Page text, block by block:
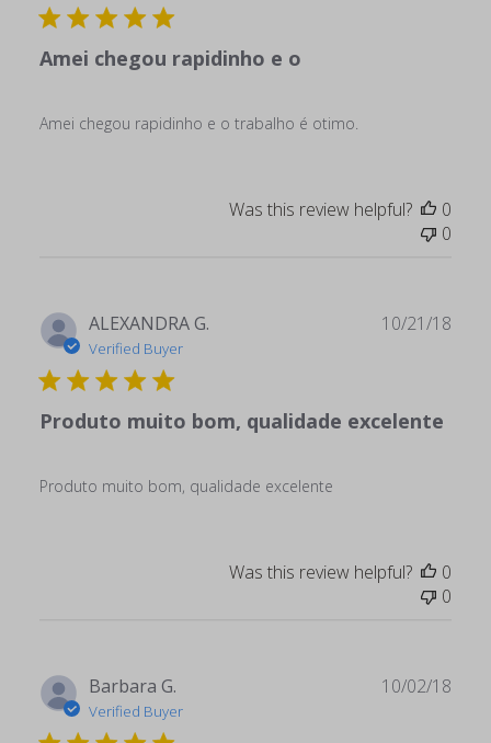
Amei chegou rapidinho e o
Amei chegou rapidinho e o trabalho é otimo.
Was this review helpful?
0
0
ALEXANDRA G.
Verified Buyer
Produto muito bom, qualidade excelente
Produto muito bom, qualidade excelente
10/21/18
Was this review helpful?
0
0
Barbara G.
Verified Buyer
10/02/18